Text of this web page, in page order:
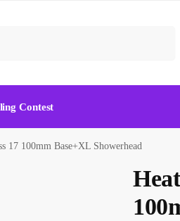
Contest
17 100mm Base+XL Showerhead